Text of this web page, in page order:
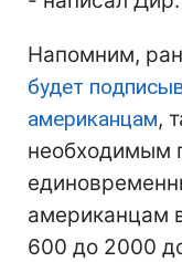
Напомним,
будет
американцам,
необходимым
американцам
600 до 2000